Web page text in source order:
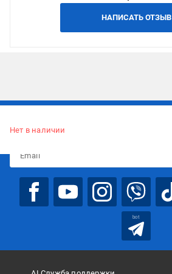
НАПИСАТЬ ОТЗЫВ
Нет в наличии
bot